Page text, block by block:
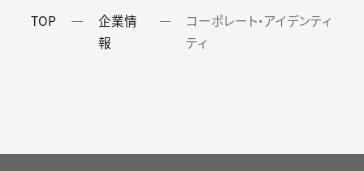
TOP
企業情
報
コーポレート・アイデンティ
ティ